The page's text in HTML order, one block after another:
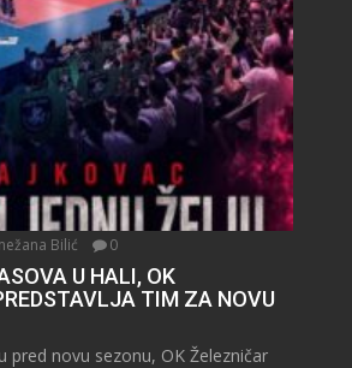
Bilić 0
U HALI, OK
TIM ZA NOVU
pred novu sezonu, OK Železničar